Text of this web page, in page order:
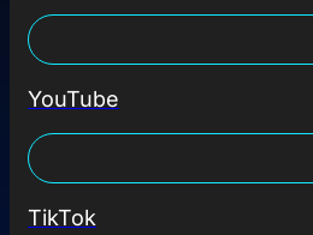
YouTube
TikTok